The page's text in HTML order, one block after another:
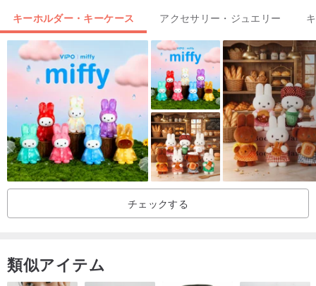
4. 写真はすべて実物ですが、画面の色、光、個人の感じ方などによ
り、多少の違いがあります.色は主に実際の製品です.ご不明な点がご
ざいましたら、必ずお問い合わせください.
5. 地球を大切にし、過度なパッケージを使わず、必要としている動
物団体に作品ごとにNTD10を寄付する
ᛡ/ᛄ 製法
designed & handmade in Taiwan
キーホルダー・キーケース アクセサリー・ジュエリー
チェックする
類似アイテム